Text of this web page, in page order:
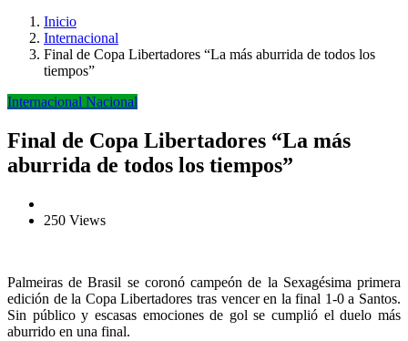
Inicio
Internacional
Final de Copa Libertadores “La más aburrida de todos los
tiempos”
Internacional Nacional
Final de Copa Libertadores “La más
aburrida de todos los tiempos”
250 Views
Palmeiras de Brasil se coronó campeón de la Sexagésima primera
edición de la Copa Libertadores tras vencer en la final 1-0 a Santos.
Sin público y escasas emociones de gol se cumplió el duelo más
aburrido en una final.